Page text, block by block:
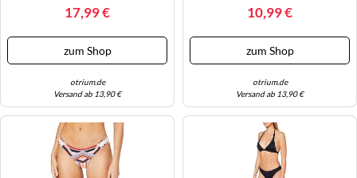
Outlet | Damen | Grün
17,99 €
zum Shop
otrium.de
Versand ab 13,90 €
10,99 €
zum Shop
otrium.de
Versand ab 13,90 €